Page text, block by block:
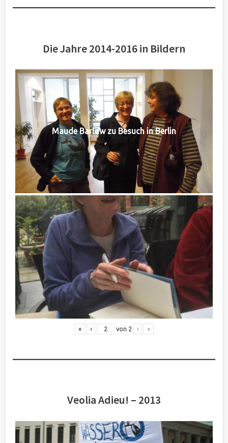
Die Jahre 2014-2016 in Bildern
Maude Barlow zu Besuch in Berlin
« ‹ von 2 › »
Veolia Adieu! – 2013